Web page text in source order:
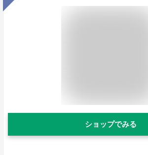
ショップでみる